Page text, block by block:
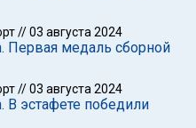
//03 августа 2024
Первая медаль сборной
//03 августа 2024
В эстафете победили